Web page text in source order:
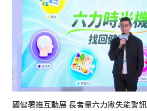
國健署推互動展 長者量六力揪失能警訊